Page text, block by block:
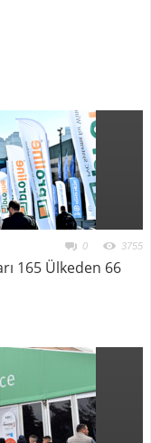
0 3755
165 Ülkeden 66